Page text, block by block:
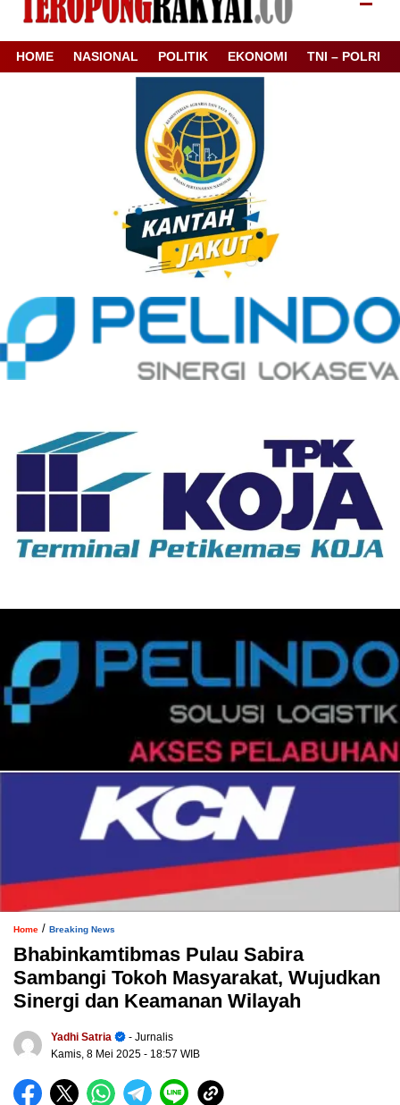
HOME NASIONAL POLITIK EKONOMI TNI – POLRI
Home / Breaking News
Bhabinkamtibmas Pulau Sabira
Sambangi Tokoh Masyarakat, Wujudkan
Sinergi dan Keamanan Wilayah
Yadhi Satria
- Jurnalis
Kamis, 8 Mei 2025 - 18:57 WIB